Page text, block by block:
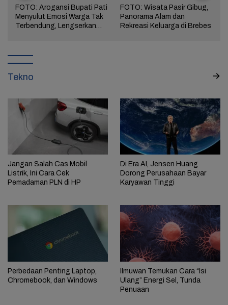
FOTO: Arogansi Bupati Pati
Menyulut Emosi Warga Tak
Terbendung, Lengserkan
FOTO: Wisata Pasir Gibug,
Panorama Alam dan
Rekreasi Keluarga di Brebes
Tekno
Jangan Salah Cas Mobil
Listrik, Ini Cara Cek
Pemadaman PLN di HP
Di Era AI, Jensen Huang
Dorong Perusahaan Bayar
Karyawan Tinggi
Perbedaan Penting Laptop,
Chromebook, dan Windows
Ilmuwan Temukan Cara “Isi
Ulang” Energi Sel, Tunda
Penuaan